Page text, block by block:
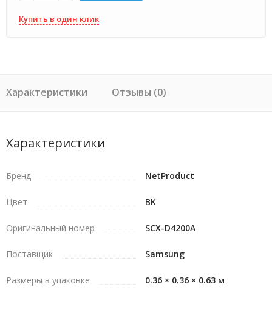
Купить в один клик
Характеристики Отзывы (0)
Характеристики
Бренд NetProduct
Цвет BK
Оригинальный номер SCX-D4200A
Поставщик Samsung
Размеры в упаковке 0.36 × 0.36 × 0.63 м